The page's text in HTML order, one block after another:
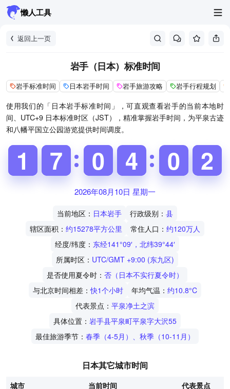
懒人工具
返回上一页
岩手（日本）标准时间
岩手标准时间 日本岩手时间 岩手旅游攻略 岩手行程规划
使用我们的「日本岩手标准时间」，可直观查看岩手的当前本地时
间、UTC+9 日本标准时区（JST），精准掌握岩手时间，为平泉古迹
和八幡平国立公园游览提供时间调度。
1
1
1
1 6
6
7
7 9
9
0
0 3
4
4 5
0
0 2
2
3
2026年08月10日 星期一
当前地区： 日本岩手 行政级别： 县
辖区面积： 约15278平方公里 常住人口： 约120万人
经度/纬度： 东经141°09′，北纬39°44′
所属时区： UTC/GMT +9:00 (东九区)
是否使用夏令时： 否（日本不实行夏令时）
与北京时间相差：快1个小时 年均气温： 约10.8°C
代表景点： 平泉净土之滨
具体位置： 岩手县平泉町平泉字大沢55
最佳旅游季节： 春季（4-5月）、秋季（10-11月）
日本其它城市时间
城市 当前时间
代表景点